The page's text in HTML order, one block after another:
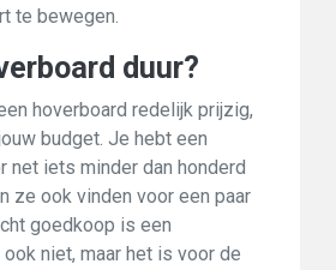
te bewegen.
duur?
hoverboard redelijk prijzig,
budget. Je hebt een
net iets minder dan honderd
ze ook vinden voor een paar
goedkoop is een
niet, maar het is voor de